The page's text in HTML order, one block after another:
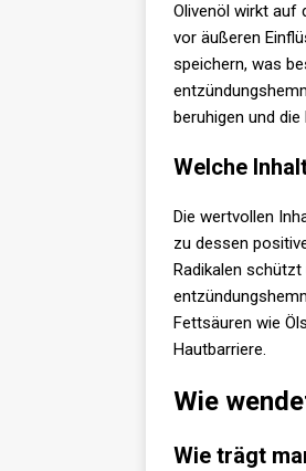
Olivenöl wirkt auf
vor äußeren
speichern, was
beruhigen und
Welche
Die wertvollen
zu dessen
Radikalen
Fettsäuren wie
Hautbarriere.
Wie
Wie trägt